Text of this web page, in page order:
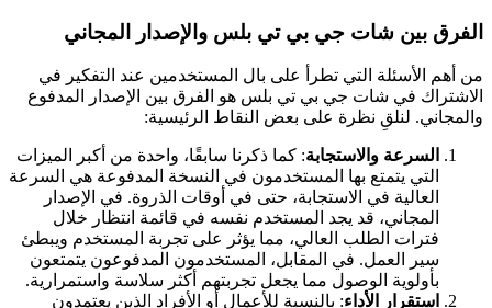
الفرق بين شات جي بي تي بلس والإصدار المجاني
من أهم الأسئلة التي تطرأ على بال المستخدمين عند التفكير في
الاشتراك في شات جي بي تي بلس هو الفرق بين الإصدار المدفوع
والمجاني. لنلقِ نظرة على بعض النقاط الرئيسية:
السرعة والاستجابة: كما ذكرنا سابقًا، واحدة من أكبر الميزات
التي يتمتع بها المستخدمون في النسخة المدفوعة هي السرعة
العالية في الاستجابة، حتى في أوقات الذروة. في الإصدار
المجاني، قد يجد المستخدم نفسه في قائمة انتظار خلال
فترات الطلب العالي، مما يؤثر على تجربة المستخدم ويبطئ
سير العمل. في المقابل، المستخدمون المدفوعون يتمتعون
بأولوية الوصول مما يجعل تجربتهم أكثر سلاسة واستمرارية.
استقرار الأداء: بالنسبة للأعمال أو الأفراد الذين يعتمدون